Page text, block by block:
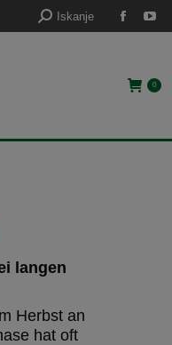
Iskanje
0
langen
Herbst an
hat oft